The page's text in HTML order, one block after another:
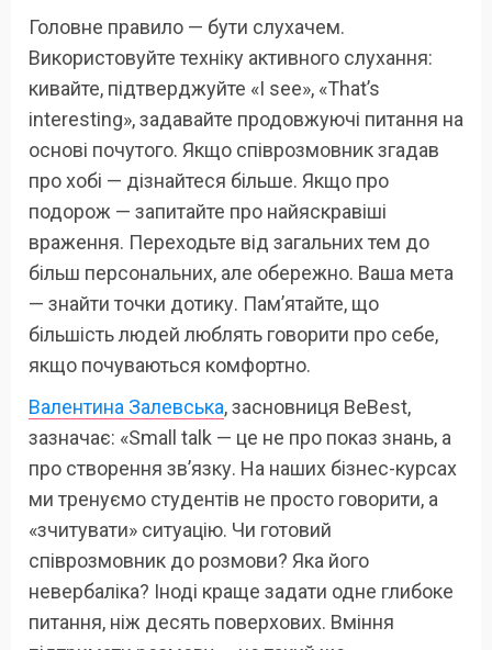
Головне правило — бути слухачем.
Використовуйте техніку активного слухання:
кивайте, підтверджуйте «I see», «That’s
interesting», задавайте продовжуючі питання на
основі почутого. Якщо співрозмовник згадав
про хобі — дізнайтеся більше. Якщо про
подорож — запитайте про найяскравіші
враження. Переходьте від загальних тем до
більш персональних, але обережно. Ваша мета
— знайти точки дотику. Пам’ятайте, що
більшість людей люблять говорити про себе,
якщо почуваються комфортно.
Валентина Залевська, засновниця BeBest,
зазначає: «Small talk — це не про показ знань, а
про створення зв’язку. На наших бізнес-курсах
ми тренуємо студентів не просто говорити, а
«зчитувати» ситуацію. Чи готовий
співрозмовник до розмови? Яка його
невербаліка? Іноді краще задати одне глибоке
питання, ніж десять поверхових. Вміння